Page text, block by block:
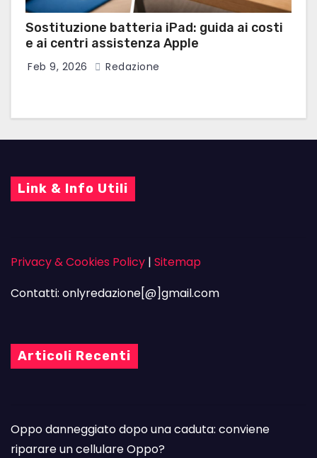
Sostituzione batteria iPad: guida ai costi
e ai centri assistenza Apple
Feb 9, 2026 Redazione
Link & Info Utili
Privacy & Cookies Policy | Sitemap
Contatti: onlyredazione[@]gmail.com
Articoli Recenti
Oppo danneggiato dopo una caduta: conviene
riparare un cellulare Oppo?